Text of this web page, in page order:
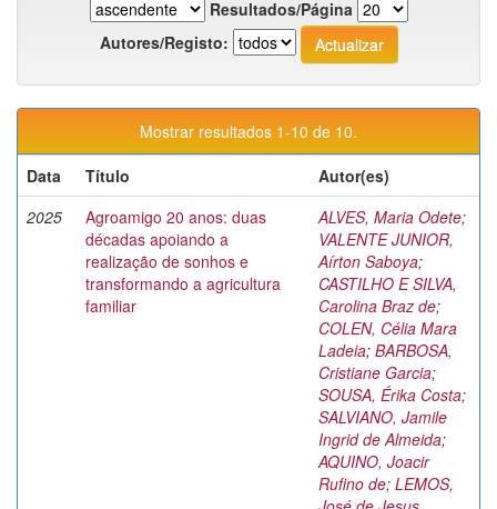
Resultados/Página
Autores/Registo:
Mostrar resultados 1-10 de 10.
Data
Título
Autor(es)
2025
Agroamigo 20 anos: duas
décadas apoiando a
realização de sonhos e
transformando a agricultura
familiar
ALVES, Maria Odete;
VALENTE JUNIOR,
Aírton Saboya;
CASTILHO E SILVA,
Carolina Braz de;
COLEN, Célia Mara
Ladeia; BARBOSA,
Cristiane Garcia;
SOUSA, Érika Costa;
SALVIANO, Jamile
Ingrid de Almeida;
AQUINO, Joacir
Rufino de; LEMOS,